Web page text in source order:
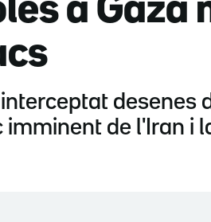
a Gaza
desenes
imminent de l'Iran i